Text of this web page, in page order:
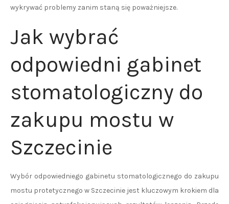
wykrywać problemy zanim staną się poważniejsze.
Jak wybrać
odpowiedni gabinet
stomatologiczny do
zakupu mostu w
Szczecinie
Wybór odpowiedniego gabinetu stomatologicznego do zakupu
mostu protetycznego w Szczecinie jest kluczowym krokiem dla